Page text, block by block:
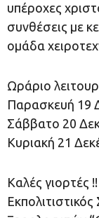
υπέροχες
συνθέσεις με
ομάδα
Ωράριο
Παρασκευή 19
Σάββατο 20
Κυριακή 21
Καλές γιορτές !!